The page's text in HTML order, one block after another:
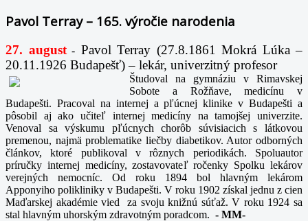
Pavol Terray – 165. výročie narodenia
27. august- Pavol Terray (27.8.1861 Mokrá Lúka –
20.11.1926 Budapešť) – lekár, univerzitný profesor
Študoval na gymnáziu v Rimavskej
Sobote a Rožňave, medicínu v
Budapešti. Pracoval na internej a pľúcnej klinike v Budapešti a
pôsobil aj ako učiteľ internej medicíny na tamojšej univerzite.
Venoval sa výskumu pľúcnych chorôb súvisiacich s látkovou
premenou, najmä problematike liečby diabetikov. Autor odborných
článkov, ktoré publikoval v rôznych periodikách. Spoluautor
príručky internej medicíny, zostavovateľ ročenky Spolku lekárov
verejných nemocníc. Od roku 1894 bol hlavným lekárom
Apponyiho polikliniky v Budapešti. V roku 1902 získal jednu z cien
Maďarskej akadémie vied za svoju knižnú súťaž. V roku 1924 sa
stal hlavným uhorským zdravotným poradcom. - MM-